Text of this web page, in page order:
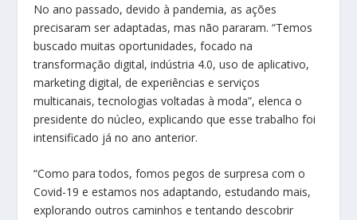
No ano passado, devido à pandemia, as ações
precisaram ser adaptadas, mas não pararam. “Temos
buscado muitas oportunidades, focado na
transformação digital, indústria 4.0, uso de aplicativo,
marketing digital, de experiências e serviços
multicanais, tecnologias voltadas à moda”, elenca o
presidente do núcleo, explicando que esse trabalho foi
intensificado já no ano anterior.
“Como para todos, fomos pegos de surpresa com o
Covid-19 e estamos nos adaptando, estudando mais,
explorando outros caminhos e tentando descobrir